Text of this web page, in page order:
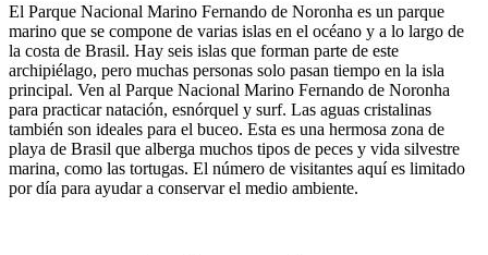
El Parque Nacional Marino Fernando de Noronha es un parque
marino que se compone de varias islas en el océano y a lo largo de
la costa de Brasil. Hay seis islas que forman parte de este
archipiélago, pero muchas personas solo pasan tiempo en la isla
principal. Ven al Parque Nacional Marino Fernando de Noronha
para practicar natación, esnórquel y surf. Las aguas cristalinas
también son ideales para el buceo. Esta es una hermosa zona de
playa de Brasil que alberga muchos tipos de peces y vida silvestre
marina, como las tortugas. El número de visitantes aquí es limitado
por día para ayudar a conservar el medio ambiente.